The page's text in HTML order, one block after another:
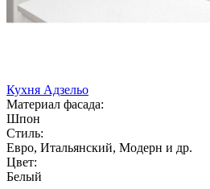
Кухня Адзельо
Материал фасада:
Шпон
Стиль:
Евро, Итальянский, Модерн и др.
Цвет:
Белый